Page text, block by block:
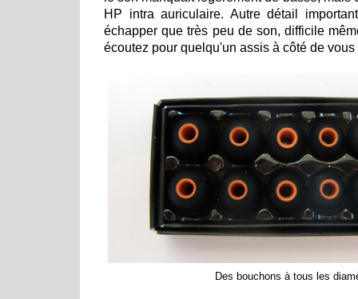
HP intra auriculaire. Autre détail
échapper que très peu de son, difficile
écoutez pour quelqu'un assis à côté de vous
Des bouchons à tous les